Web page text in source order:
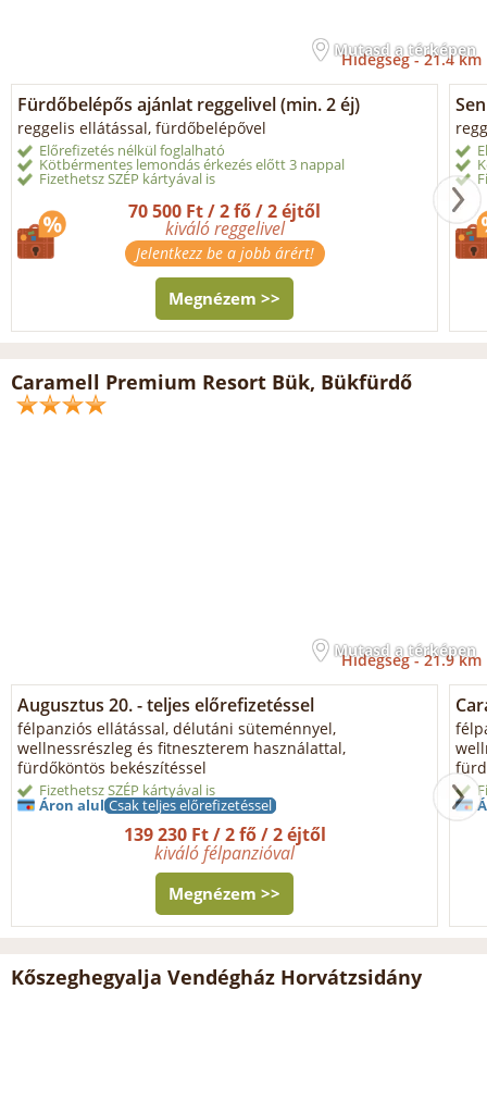
Mutasd a térképen
Hidegség -21.4 km
Fürdőbelépős ajánlat reggelivel (min. 2 éj)
reggelis ellátással, fürdőbelépővel
Előrefizetés nélkül foglalható
Kötbérmentes lemondás érkezés előtt 3 nappal
Fizethetsz SZÉP kártyával is
70 500 Ft / 2 fő / 2 éjtől
kiváló reggelivel
Jelentkezz be a jobb árért!
Megnézem >>
Caramell Premium Resort Bük, Bükfürdő
Mutasd a térképen
Hidegség -21.9 km
Augusztus 20. - teljes előrefizetéssel
félpanziós ellátással, délutáni süteménnyel,
wellnessrészleg és fitneszterem használattal,
fürdőköntös bekészítéssel
Fizethetsz SZÉP kártyával is
Áron alul Csak teljes előrefizetéssel
139 230 Ft / 2 fő / 2 éjtől
kiváló félpanzióval
Megnézem >>
Kőszeghegyalja Vendégház Horvátzsidány